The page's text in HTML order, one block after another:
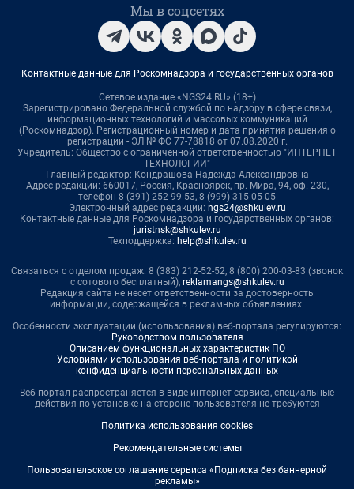
Мы в соцсетях
Контактные данные для Роскомнадзора и государственных органов
Сетевое издание «NGS24.RU» (18+)
Зарегистрировано Федеральной службой по надзору в сфере связи,
информационных технологий и массовых коммуникаций
(Роскомнадзор). Регистрационный номер и дата принятия решения о
регистрации - ЭЛ № ФС 77-78818 от 07.08.2020 г.
Учредитель: Общество с ограниченной ответственностью "ИНТЕРНЕТ
ТЕХНОЛОГИИ"
Главный редактор: Кондрашова Надежда Александровна
Адрес редакции: 660017, Россия, Красноярск, пр. Мира, 94, оф. 230,
телефон 8 (391) 252-99-53, 8 (999) 315-05-05
Электронный адрес редакции: ngs24@shkulev.ru
Контактные данные для Роскомнадзора и государственных органов:
juristnsk@shkulev.ru
Техподдержка: help@shkulev.ru
Связаться с отделом продаж: 8 (383) 212-52-52, 8 (800) 200-03-83 (звонок
с сотового бесплатный), reklamangs@shkulev.ru
Редакция сайта не несет ответственности за достоверность
информации, содержащейся в рекламных объявлениях.
Особенности эксплуатации (использования) веб-портала регулируются:
Руководством пользователя
Описанием функциональных характеристик ПО
Условиями использования веб-портала и политикой
конфиденциальности персональных данных
Веб-портал распространяется в виде интернет-сервиса, специальные
действия по установке на стороне пользователя не требуются
Политика использования cookies
Рекомендательные системы
Пользовательское соглашение сервиса «Подписка без баннерной
рекламы»